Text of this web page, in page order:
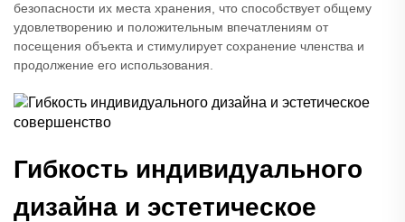
безопасности их места хранения, что способствует общему
удовлетворению и положительным впечатлениям от
посещения объекта и стимулирует сохранение членства и
продолжение его использования.
Гибкость индивидуального
дизайна и эстетическое